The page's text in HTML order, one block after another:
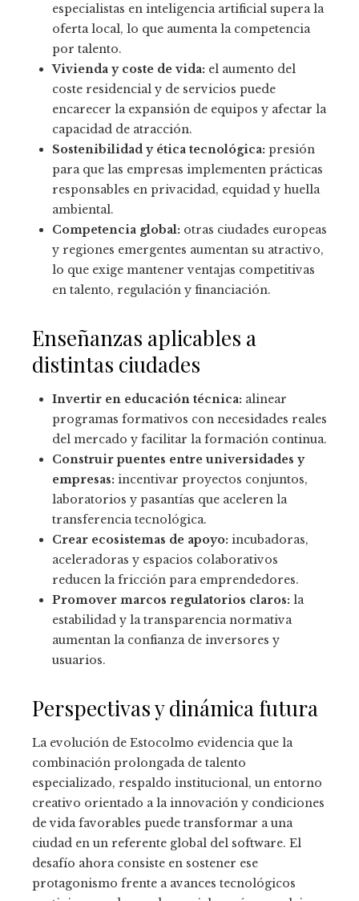
especialistas en inteligencia artificial supera la
oferta local, lo que aumenta la competencia
por talento.
Vivienda y coste de vida: el aumento del
coste residencial y de servicios puede
encarecer la expansión de equipos y afectar la
capacidad de atracción.
Sostenibilidad y ética tecnológica: presión
para que las empresas implementen prácticas
responsables en privacidad, equidad y huella
ambiental.
Competencia global: otras ciudades europeas
y regiones emergentes aumentan su atractivo,
lo que exige mantener ventajas competitivas
en talento, regulación y financiación.
Enseñanzas aplicables a
distintas ciudades
Invertir en educación técnica: alinear
programas formativos con necesidades reales
del mercado y facilitar la formación continua.
Construir puentes entre universidades y
empresas: incentivar proyectos conjuntos,
laboratorios y pasantías que aceleren la
transferencia tecnológica.
Crear ecosistemas de apoyo: incubadoras,
aceleradoras y espacios colaborativos
reducen la fricción para emprendedores.
Promover marcos regulatorios claros: la
estabilidad y la transparencia normativa
aumentan la confianza de inversores y
usuarios.
Perspectivas y dinámica futura
La evolución de Estocolmo evidencia que la
combinación prolongada de talento
especializado, respaldo institucional, un entorno
creativo orientado a la innovación y condiciones
de vida favorables puede transformar a una
ciudad en un referente global del software. El
desafío ahora consiste en sostener ese
protagonismo frente a avances tecnológicos